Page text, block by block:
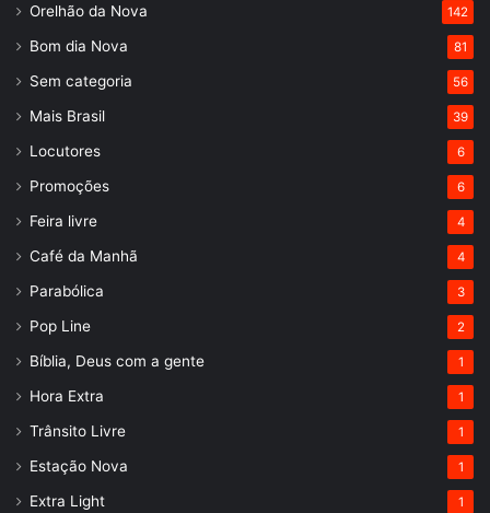
Orelhão da Nova 142
Bom dia Nova 81
Sem categoria 56
Mais Brasil 39
Locutores 6
Promoções 6
Feira livre 4
Café da Manhã 4
Parabólica 3
Pop Line 2
Bíblia, Deus com a gente 1
Hora Extra 1
Trânsito Livre 1
Estação Nova 1
Extra Light 1